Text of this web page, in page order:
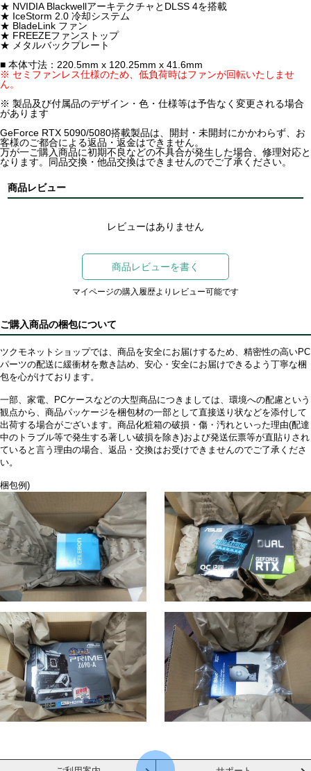
★ NVIDIA BlackwellアーキテクチャとDLSS 4を搭載
★ IceStorm 2.0 冷却システム
★ BladeLink ファン
★ FREEZEファンストップ
★ メタルバックプレート
■ 本体寸法：220.5mm x 120.25mm x 41.6mm
※ セミファンレス仕様のため、低負荷時はファンが回転いたしませ
ん。
※ 製品及び付属品のデザイン・色・仕様等は予告なく変更される場合
があります
GeForce RTX 5090/5080搭載製品は、開封・未開封にかかわらず、お
客様のご都合による返品・返金はできません。
万が一ご購入商品に初期不良などの不具合が発生した場合、修理対応と
なります。同品交換・他品交換はできませんのでご了承ください。
商品レビュー
レビューはありません
商品レビューを書く
マイページの購入履歴よりレビュー可能です
ご購入商品の梱包について
ツクモネットショップでは、商品を安全にお届けするため、精密性の高いPC
パーツの配送に緩衝材を敷き詰め、安心・安全にお届けできるよう丁寧な梱
包を心がけております。
一部、家電、PCケースなどの大型商品につきましては、環境への配慮という
観点から、商品パッケージを梱包材の一部として直接送り状などを添付して
出荷する場合がございます。商品化粧箱の破損・傷・汚れといった理由(配達
中のトラブル等で発生する著しい破損を除き)および発送伝票等が直貼りされ
ていると言う理由の場合、返品・交換はお受けできませんのでご了承くださ
い。
梱包例)